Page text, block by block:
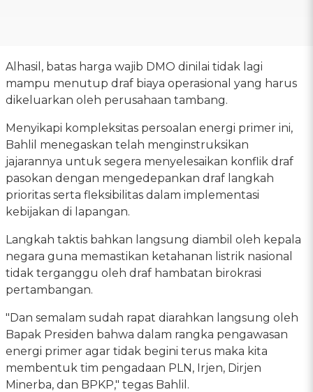
Alhasil, batas harga wajib DMO dinilai tidak lagi
mampu menutup draf biaya operasional yang harus
dikeluarkan oleh perusahaan tambang.
Menyikapi kompleksitas persoalan energi primer ini,
Bahlil menegaskan telah menginstruksikan
jajarannya untuk segera menyelesaikan konflik draf
pasokan dengan mengedepankan draf langkah
prioritas serta fleksibilitas dalam implementasi
kebijakan di lapangan.
Langkah taktis bahkan langsung diambil oleh kepala
negara guna memastikan ketahanan listrik nasional
tidak terganggu oleh draf hambatan birokrasi
pertambangan.
"Dan semalam sudah rapat diarahkan langsung oleh
Bapak Presiden bahwa dalam rangka pengawasan
energi primer agar tidak begini terus maka kita
membentuk tim pengadaan PLN, Irjen, Dirjen
Minerba, dan BPKP," tegas Bahlil.